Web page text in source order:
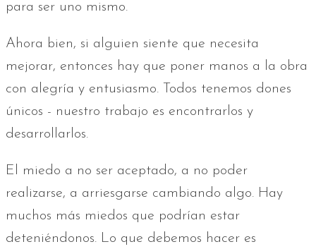
para ser uno mismo.
Ahora bien, si alguien siente que necesita
mejorar, entonces hay que poner manos a la obra
con alegría y entusiasmo. Todos tenemos dones
únicos - nuestro trabajo es encontrarlos y
desarrollarlos.
El miedo a no ser aceptado, a no poder
realizarse, a arriesgarse cambiando algo. Hay
muchos más miedos que podrían estar
deteniéndonos. Lo que debemos hacer es